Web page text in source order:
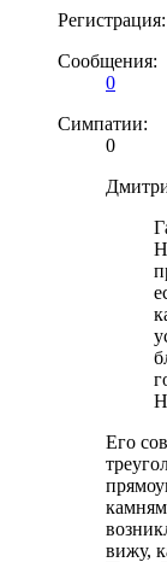
Регистрация:
Сообщения:
0
Симпатии:
0
Его
вижу,